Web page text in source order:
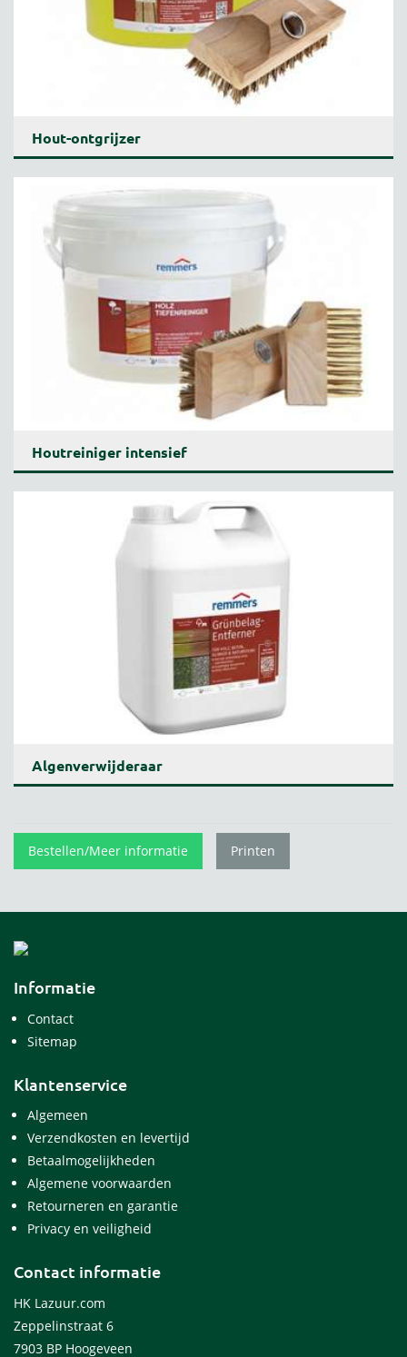
Hout-ontgrijzer
Houtreiniger intensief
Algenverwijderaar
Bestellen/Meer informatie Printen
Informatie
Contact
Sitemap
Klantenservice
Algemeen
Verzendkosten en levertijd
Betaalmogelijkheden
Algemene voorwaarden
Retourneren en garantie
Privacy en veiligheid
Contact informatie
HK Lazuur.com
Zeppelinstraat 6
7903 BP Hoogeveen